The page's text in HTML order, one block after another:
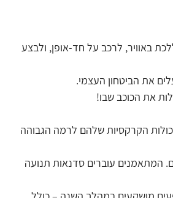
באוויר, לרכב על חד-אופן, ולבצע
את הביטחון העצמי.
את הכוכב שבו!
הקרקסיות שלהם לרמה הגבוהה
המתאמנים עוברים סדנאות תנועה